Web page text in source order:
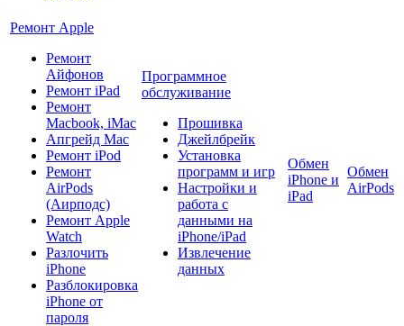
Ремонт Apple
Ремонт
Айфонов
Ремонт iPad
Ремонт
Macbook, iMac
Апгрейд Mac
Ремонт iPod
Ремонт
AirPods
(Аирподс)
Ремонт Apple
Watch
Разлочить
iPhone
Разблокировка
iPhone от
пароля
Программное
обслуживание
Прошивка
Джейлбрейк
Установка
программ и игр
Настройки и
работа с
данными на
iPhone/iPad
Извлечение
данных
Обмен
iPhone и
iPad
Обмен
AirPods